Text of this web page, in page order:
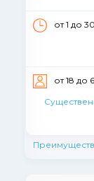
от 1 до
от 18 до